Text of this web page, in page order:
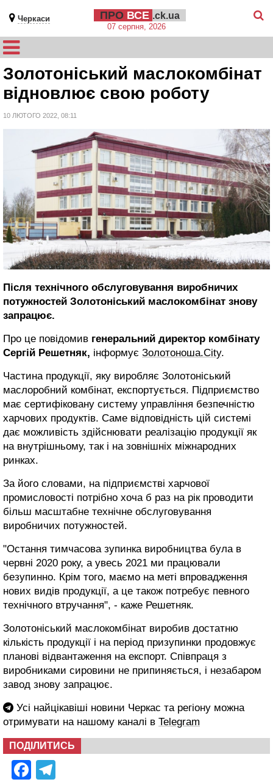
Черкаси ПРО ВСЕ .ck.ua
07 серпня, 2026
Золотоніський маслокомбінат
відновлює свою роботу
10 ЛЮТОГО 2022, 08:11
Після технічного обслуговування виробничих
потужностей Золотоніський маслокомбінат знову
запрацює.
Про це повідомив генеральний директор комбінату
Сергій Решетняк, інформує Золотоноша.City.
Частина продукції, яку виробляє Золотоніський
маслоробний комбінат, експортується. Підприємство
має сертифіковану систему управління безпечністю
харчових продуктів. Саме відповідність цій системі
дає можливість здійснювати реалізацію продукції як
на внутрішньому, так і на зовнішніх міжнародних
ринках.
За його словами, на підприємстві харчової
промисловості потрібно хоча б раз на рік проводити
більш масштабне технічне обслуговування
виробничих потужностей.
"Остання тимчасова зупинка виробництва була в
червні 2020 року, а увесь 2021 ми працювали
безупинно. Крім того, маємо на меті впровадження
нових видів продукції, а це також потребує певного
технічного втручання", - каже Решетняк.
Золотоніський маслокомбінат виробив достатню
кількість продукції і на період призупинки продовжує
планові відвантаження на експорт. Співпраця з
виробниками сировини не припиняється, і незабаром
завод знову запрацює.
Усі найцікавіші новини Черкас та регіону можна
отримувати на нашому каналі в Telegram
ПОДІЛИТИСЬ
Facebook